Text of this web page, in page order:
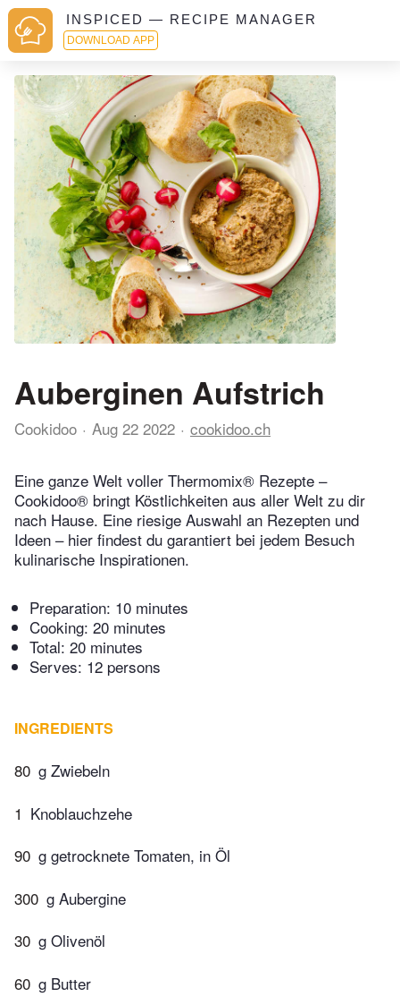
INSPICED — RECIPE MANAGER
DOWNLOAD APP
Auberginen Aufstrich
Cookidoo Aug 22 2022 cookidoo.ch
Eine ganze Welt voller Thermomix® Rezepte –
Cookidoo® bringt Köstlichkeiten aus aller Welt zu dir
nach Hause. Eine riesige Auswahl an Rezepten und
Ideen – hier findest du garantiert bei jedem Besuch
kulinarische Inspirationen.
Preparation: 10 minutes
Cooking: 20 minutes
Total: 20 minutes
Serves: 12 persons
INGREDIENTS
80 g Zwiebeln
1 Knoblauchzehe
90 g getrocknete Tomaten, in Öl
300 g Aubergine
30 g Olivenöl
60 g Butter